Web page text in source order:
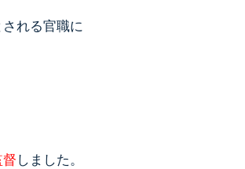
れる官職に
しました。